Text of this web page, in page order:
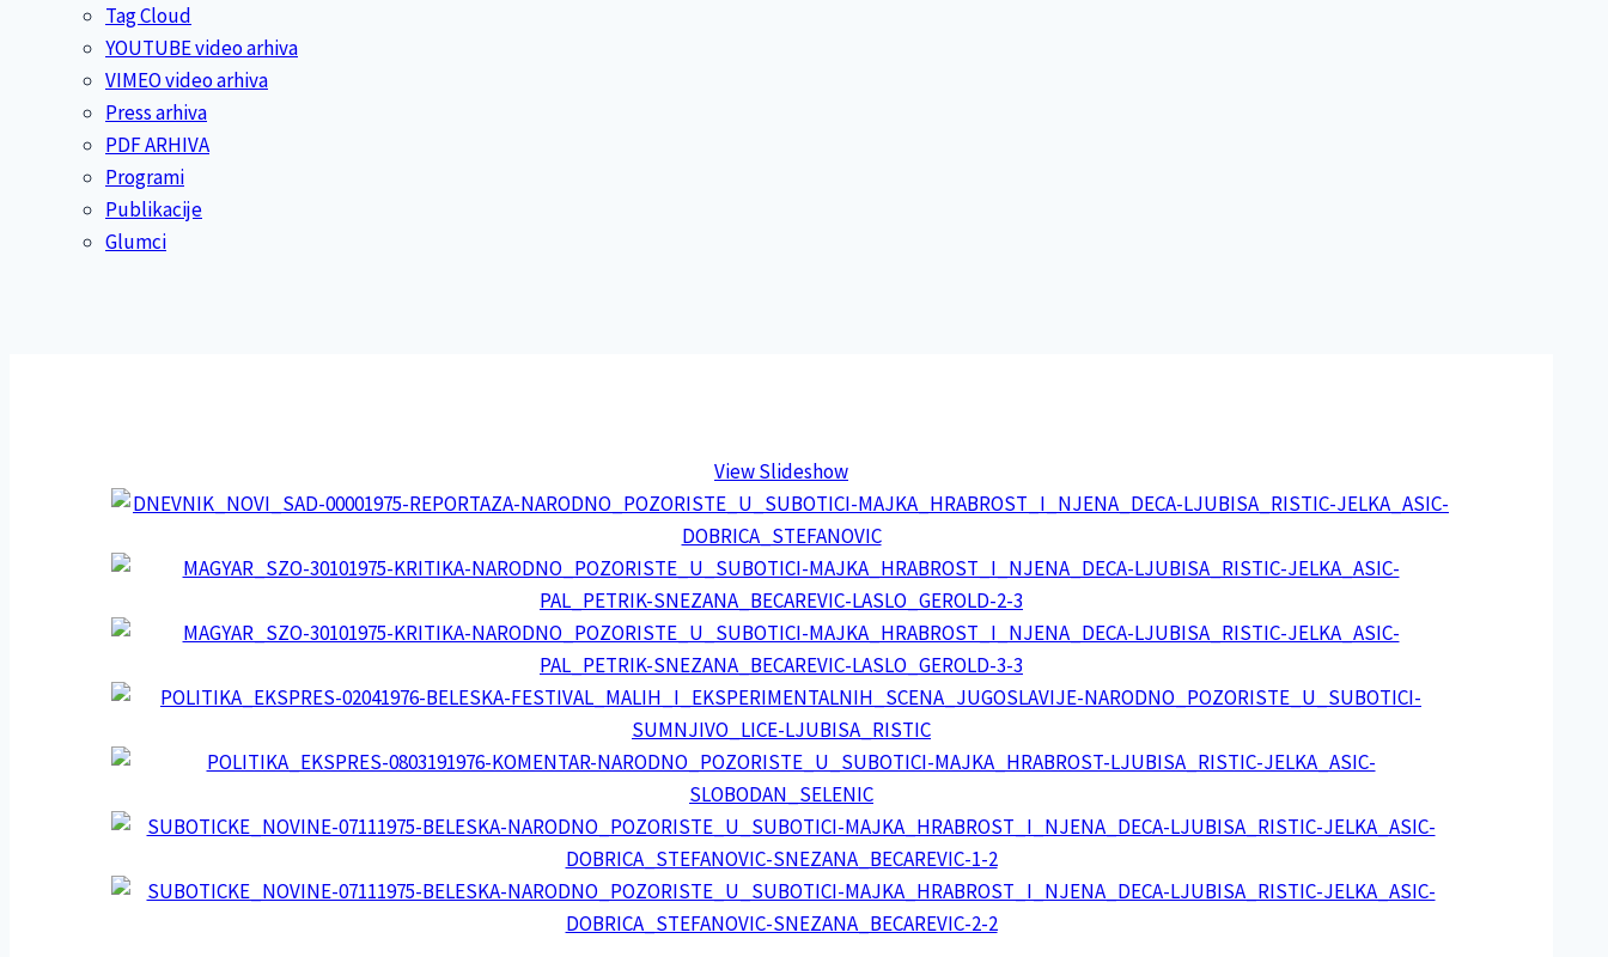
Tag Cloud
YOUTUBE video arhiva
VIMEO video arhiva
Press arhiva
PDF ARHIVA
Programi
Publikacije
Glumci
View Slideshow